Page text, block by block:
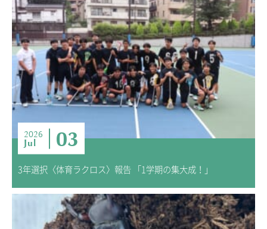
2026
Jul 03
3年選択〈体育ラクロス〉報告 「1学期の集大成！」